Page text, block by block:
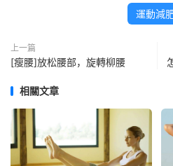
運動減
上一篇
[瘦腰]放松腰部，旋轉柳腰
相關文章